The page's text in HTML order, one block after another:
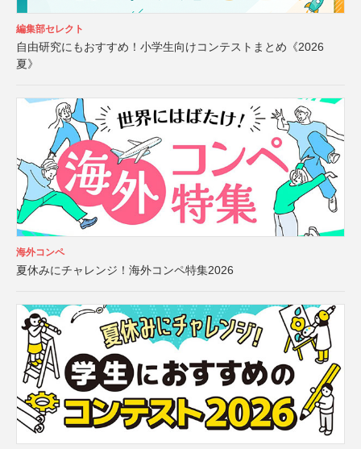
編集部セレクト
自由研究にもおすすめ！小学生向けコンテストまとめ《2026
夏》
海外コンペ
夏休みにチャレンジ！海外コンペ特集2026